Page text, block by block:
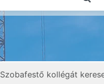
Szobafestő kollégát